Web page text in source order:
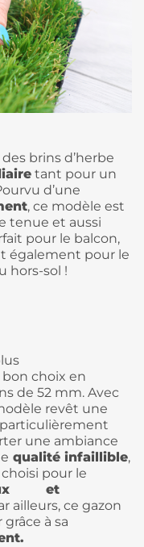
des brins d’herbe
tant pour un
d’une
, ce modèle est
tenue et aussi
pour le balcon,
également pour le
hors-sol !
bon choix en
de 52 mm. Avec
revêt une
particulièrement
une ambiance
qualité infaillible,
pour le
et
ailleurs, ce gazon
à sa